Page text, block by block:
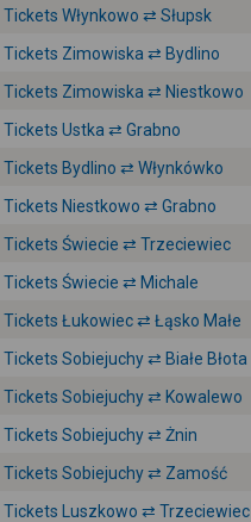
Tickets Włynkowo ⇄ Słupsk
Tickets Zimowiska ⇄ Bydlino
Tickets Zimowiska ⇄ Niestkowo
Tickets Ustka ⇄ Grabno
Tickets Bydlino ⇄ Włynkówko
Tickets Niestkowo ⇄ Grabno
Tickets Świecie ⇄ Trzeciewiec
Tickets Świecie ⇄ Michale
Tickets Łukowiec ⇄ Łąsko Małe
Tickets Sobiejuchy ⇄ Białe Błota
Tickets Sobiejuchy ⇄ Kowalewo
Tickets Sobiejuchy ⇄ Żnin
Tickets Sobiejuchy ⇄ Zamość
Tickets Luszkowo ⇄ Trzeciewiec